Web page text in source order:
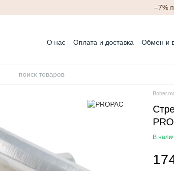
–7%
О нас Оплата и доставка
Обмен и
В